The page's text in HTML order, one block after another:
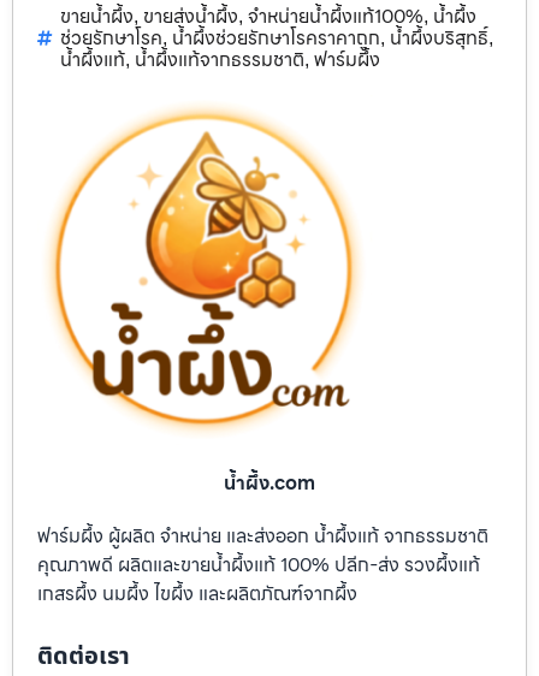
ขายน้ำผึ้ง, ขายส่งน้ำผึ้ง, จำหน่ายน้ำผึ้งแท้100%, น้ำผึ้ง
ช่วยรักษาโรค, น้ำผึ้งช่วยรักษาโรคราคาถูก, น้ำผึ้งบริสุทธิ์,
น้ำผึ้งแท้, น้ำผึ้งแท้จากธรรมชาติ, ฟาร์มผึ้ง
น้ำผึ้ง.com
ฟาร์มผึ้ง ผู้ผลิต จำหน่าย และส่งออก น้ำผึ้งแท้ จากธรรมชาติ
คุณภาพดี ผลิตและขายน้ำผึ้งแท้ 100% ปลีก-ส่ง รวงผึ้งแท้
เกสรผึ้ง นมผึ้ง ไขผึ้ง และผลิตภัณฑ์จากผึ้ง
ติดต่อเรา